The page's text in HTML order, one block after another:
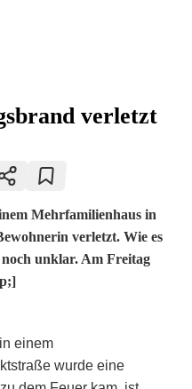
verletzt
Mehrfamilienhaus in
verletzt. Wie es
unklar. Am Freitag